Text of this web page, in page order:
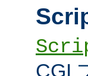
CGI